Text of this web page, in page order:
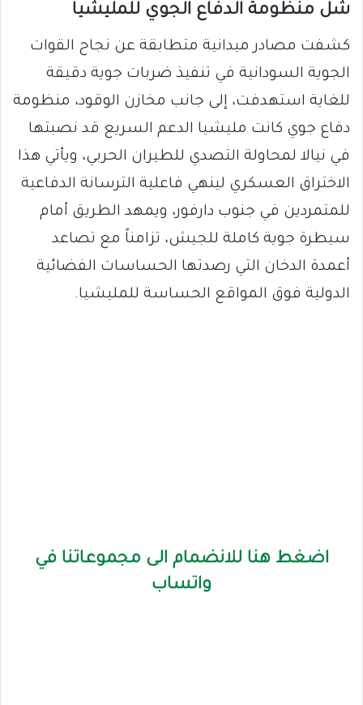
شل منظومة الدفاع الجوي للمليشيا
كشفت مصادر ميدانية متطابقة عن نجاح القوات
الجوية السودانية في تنفيذ ضربات جوية دقيقة
للغاية استهدفت، إلى جانب مخازن الوقود، منظومة
دفاع جوي كانت مليشيا الدعم السريع قد نصبتها
في نيالا لمحاولة التصدي للطيران الحربي، ويأتي هذا
الاختراق العسكري لينهي فاعلية الترسانة الدفاعية
للمتمردين في جنوب دارفور، ويمهد الطريق أمام
سيطرة جوية كاملة للجيش، تزامناً مع تصاعد
أعمدة الدخان التي رصدتها الحساسات الفضائية
الدولية فوق المواقع الحساسة للمليشيا.
اضغط هنا للانضمام الى مجموعاتنا في
واتساب